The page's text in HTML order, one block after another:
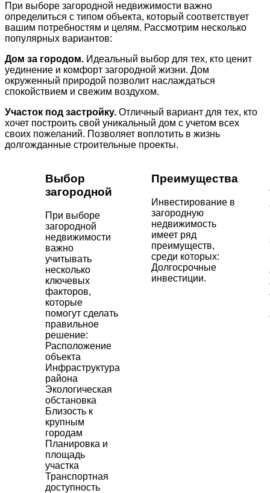
При выборе загородной недвижимости важно
определиться с типом объекта, который соответствует
вашим потребностям и целям. Рассмотрим несколько
популярных вариантов:
Дом за городом. Идеальный выбор для тех, кто ценит
уединение и комфорт загородной жизни. Дом
окруженный природой позволит наслаждаться
спокойствием и свежим воздухом.
Участок под застройку. Отличный вариант для тех, кто
хочет построить свой уникальный дом с учетом всех
своих пожеланий. Позволяет воплотить в жизнь
долгожданные строительные проекты.
Выбор
загородной
При выборе
загородной
недвижимости
важно
учитывать
несколько
ключевых
факторов,
которые
помогут сделать
правильное
решение:
Расположение
объекта
Инфраструктура
района
Экологическая
обстановка
Близость к
крупным
городам
Планировка и
площадь
участка
Транспортная
доступность
Преимущества
Инвестирование в
загородную
недвижимость
имеет ряд
преимуществ,
среди которых:
Долгосрочные
инвестиции.